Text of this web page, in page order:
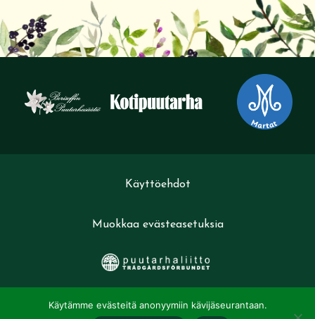
Käyttöehdot
Muokkaa evästeasetuksia
Käytämme evästeitä anonyymiin kävijäseurantaan.